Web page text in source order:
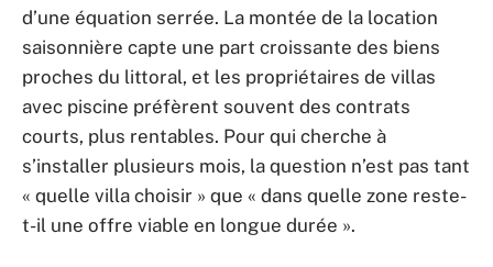
d’une équation serrée. La montée de la location
saisonnière capte une part croissante des biens
proches du littoral, et les propriétaires de villas
avec piscine préfèrent souvent des contrats
courts, plus rentables. Pour qui cherche à
s’installer plusieurs mois, la question n’est pas tant
« quelle villa choisir » que « dans quelle zone reste-
t-il une offre viable en longue durée ».